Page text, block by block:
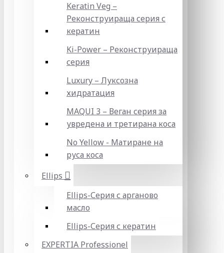
Keratin Veg –
Реконструираща серия с
кератин
Ki-Power – Реконструираща
серия
Luxury – Луксозна
хидратация
MAQUI 3 – Веган серия за
увредена и третирана коса
No Yellow - Матиране на
руса коса
Ellips
Ellips-Серия с арганово
масло
Ellips-Серия с кератин
EXPERTIA Professionel